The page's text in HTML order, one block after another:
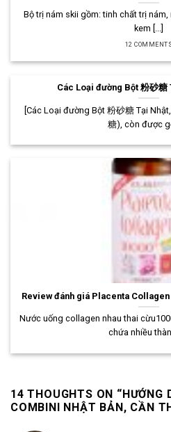
Bộ trị nám skii gồm: tinh chất trị
kem [...]
12
Các Loại đường Bột 粉砂糖
[Các Loại đường Bột 粉砂糖 Tại
糖), còn được
Review đánh giá Placenta Collagen
Nước uống collagen nhau thai
chứa nhiều
14 THOUGHTS ON “ HƯỚNG
COMBINI NHẬT BẢN, CẦN